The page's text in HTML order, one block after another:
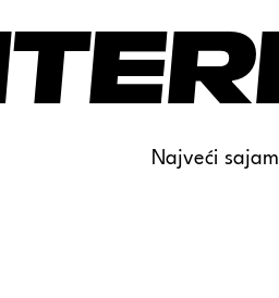
Najveći